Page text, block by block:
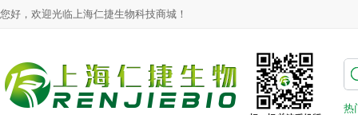
您好，欢迎光临上海仁捷生物科技商城！
热